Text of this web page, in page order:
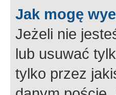
Jak mogę
Jeżeli nie
lub usuwać
tylko przez